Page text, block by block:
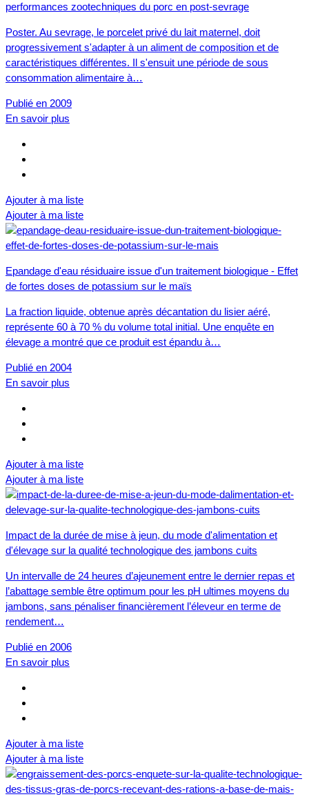
performances zootechniques du porc en post-sevrage
Poster. Au sevrage, le porcelet privé du lait maternel, doit
progressivement s'adapter à un aliment de composition et de
caractéristiques différentes. Il s'ensuit une période de sous
consommation alimentaire à…
Publié en 2009
En savoir plus
Ajouter à ma liste
Ajouter à ma liste
Epandage d'eau résiduaire issue d'un traitement biologique - Effet
de fortes doses de potassium sur le maïs
La fraction liquide, obtenue après décantation du lisier aéré,
représente 60 à 70 % du volume total initial. Une enquête en
élevage a montré que ce produit est épandu à…
Publié en 2004
En savoir plus
Ajouter à ma liste
Ajouter à ma liste
Impact de la durée de mise à jeun, du mode d'alimentation et
d'élevage sur la qualité technologique des jambons cuits
Un intervalle de 24 heures d’ajeunement entre le dernier repas et
l’abattage semble être optimum pour les pH ultimes moyens du
jambons, sans pénaliser financièrement l’éleveur en terme de
rendement…
Publié en 2006
En savoir plus
Ajouter à ma liste
Ajouter à ma liste